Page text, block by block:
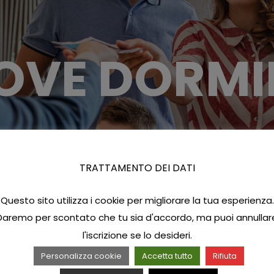
TRATTAMENTO DEI DATI
Questo sito utilizza i cookie per migliorare la tua esperienza.
per scontato che tu sia d'accordo, ma puoi
l'iscrizione se lo desideri.
Personalizza cookie Accetta tutto
Rifiuta